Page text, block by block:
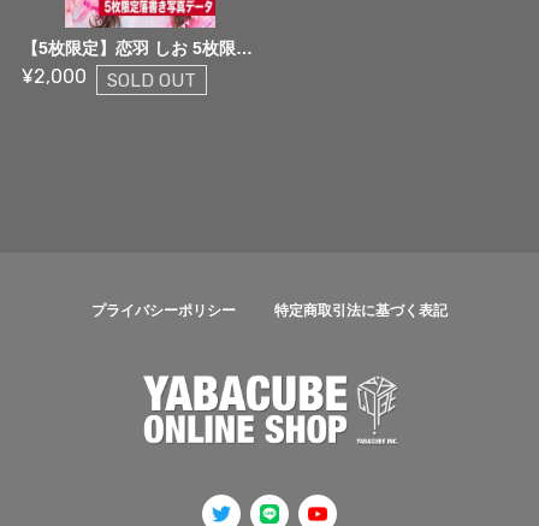
【5枚限定】恋羽 しお 5枚限定メッセージ落書き写真データ【¥2,000】
¥2,000 SOLD OUT
プライバシーポリシー 特定商取引法に基づく表記